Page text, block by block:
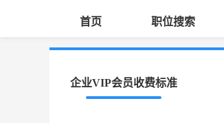
首页 职位搜索
企业VIP会员收费标准